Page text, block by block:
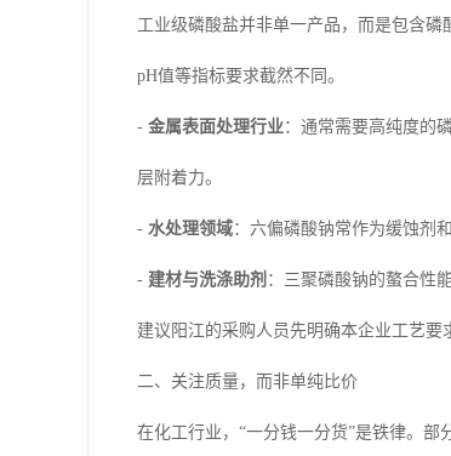
工业级磷酸盐并非单一产品，而是包含磷
pH值等指标要求截然不同。
- 金属表面处理行业：通常需要高纯度的
层附着力。
- 水处理领域：六偏磷酸钠常作为缓蚀剂
- 建材与洗涤助剂 ：三聚磷酸钠的螯合性
建议阳江的采购人员先明确本企业工艺要
二、关注质量，而非单纯比价
在化工行业，“一分钱一分货”是铁律。部